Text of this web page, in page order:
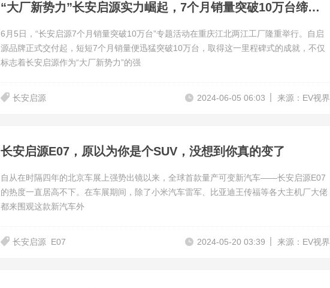
“大厂新势力”长安启源实力崛起，7个月销量突破10万台缔造“启源速度”！
6月5日，“长安启源7个月销量突破10万台”专题活动在重庆江北两江工厂隆重举行。自启
源品牌正式交付起，短短7个月销量便迅猛突破10万台，取得这一里程碑式的成就，不仅
标志着长安启源作为“大厂新势力”的强
长安启源 来源：EV视界
2024-06-05 06:03
长安启源E07，原以为你是个SUV，没想到你真的变了
自从在时隔四年的北京车展上强势出镜以来，全球首款量产可变新汽车——长安启源E07
的热度一直居高不下。在车展期间，除了小米汽车雷军、比亚迪王传福等各大主机厂大佬
都来围观这款新汽车外
长安启源 E07 来源：EV视界
2024-05-20 03:39